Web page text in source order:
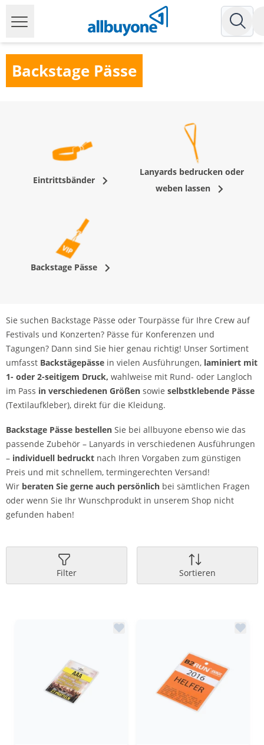
Backstage Pässe
Eintrittsbänder
Lanyards bedrucken oder
weben lassen
Backstage Pässe
Sie suchen Backstage Pässe oder Tourpässe für Ihre Crew auf
Festivals und Konzerten? Pässe für Konferenzen und
Tagungen? Dann sind Sie hier genau richtig! Unser Sortiment
umfasst Backstägepässe in vielen Ausführungen, laminiert mit
1- oder 2-seitigem Druck, wahlweise mit Rund- oder Langloch
im Pass in verschiedenen Größen sowie selbstklebende Pässe
(Textilaufkleber), direkt für die Kleidung.
Backstage Pässe bestellen Sie bei allbuyone ebenso wie das
passende Zubehör – Lanyards in verschiedenen Ausführungen
– individuell bedruckt nach Ihren Vorgaben zum günstigen
Preis und mit schnellem, termingerechten Versand!
Wir beraten Sie gerne auch persönlich bei sämtlichen Fragen
oder wenn Sie Ihr Wunschprodukt in unserem Shop nicht
gefunden haben!
Filter Sortieren